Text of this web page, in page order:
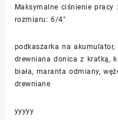
Maksymalne ciśnienie
rozmiaru: 6/4″
podkaszarka na
drewniana donica z kratką,
biała, maranta odmiany,
drewniane
yyyyy